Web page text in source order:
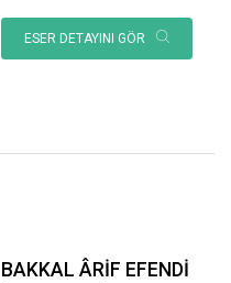
ESER DETAYINI GÖR
BAKKAL ÂRİF EFENDİ